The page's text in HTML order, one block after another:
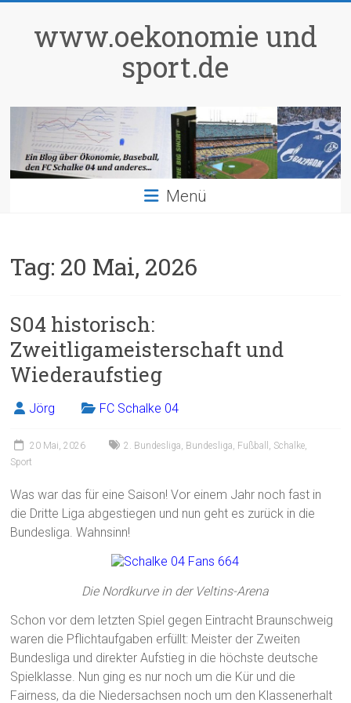
springenwww.oekonomie und
sport.de
Menü
Tag: 20 Mai, 2026
S04 historisch:
Zweitligameisterschaft und
Wiederaufstieg
Jörg FC Schalke 04
20 Mai, 2026 2. Bundesliga, Bundesliga, Fußball , Schalke,
Sport
Was war das für eine Saison! Vor einem Jahr noch fast in
die Dritte Liga abgestiegen und nun geht es zurück in die
Bundesliga. Wahnsinn!
Die Nordkurve in der Veltins-Arena
Schon vor dem letzten Spiel gegen Eintracht Braunschweig
waren die Pflichtaufgaben erfüllt: Meister der Zweiten
Bundesliga und direkter Aufstieg in die höchste deutsche
Spielklasse. Nun ging es nur noch um die Kür und die
Fairness, da die Niedersachsen noch um den Klassenerhalt